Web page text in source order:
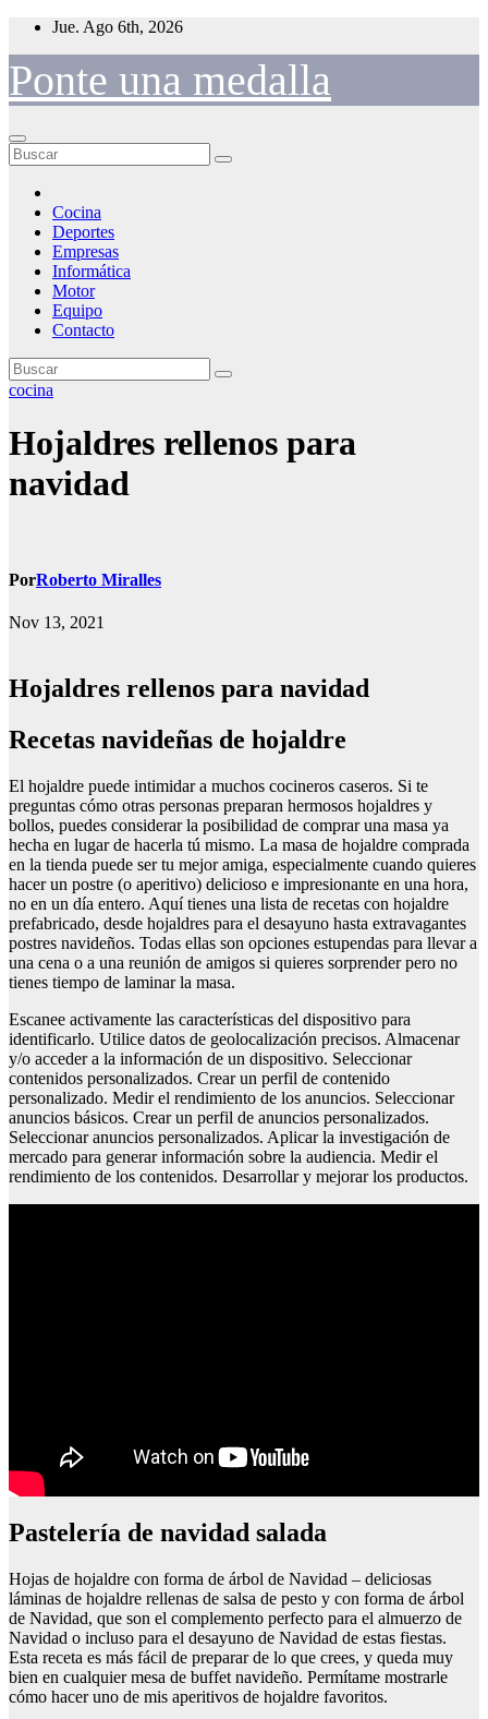
Saltar
contenido
Jue. Ago 6th, 2026
Ponte una medalla
Cocina
Deportes
Empresas
Informática
Motor
Equipo
Contacto
cocina
Hojaldres rellenos para
navidad
PorRoberto Miralles
Nov 13, 2021
Hojaldres rellenos para navidad
Recetas navideñas de hojaldre
El hojaldre puede intimidar a muchos cocineros caseros. Si te
preguntas cómo otras personas preparan hermosos hojaldres y
bollos, puedes considerar la posibilidad de comprar una masa ya
hecha en lugar de hacerla tú mismo. La masa de hojaldre comprada
en la tienda puede ser tu mejor amiga, especialmente cuando quieres
hacer un postre (o aperitivo) delicioso e impresionante en una hora,
no en un día entero. Aquí tienes una lista de recetas con hojaldre
prefabricado, desde hojaldres para el desayuno hasta extravagantes
postres navideños. Todas ellas son opciones estupendas para llevar a
una cena o a una reunión de amigos si quieres sorprender pero no
tienes tiempo de laminar la masa.
Escanee activamente las características del dispositivo para
identificarlo. Utilice datos de geolocalización precisos. Almacenar
y/o acceder a la información de un dispositivo. Seleccionar
contenidos personalizados. Crear un perfil de contenido
personalizado. Medir el rendimiento de los anuncios. Seleccionar
anuncios básicos. Crear un perfil de anuncios personalizados.
Seleccionar anuncios personalizados. Aplicar la investigación de
mercado para generar información sobre la audiencia. Medir el
rendimiento de los contenidos. Desarrollar y mejorar los productos.
Pastelería de navidad salada
Hojas de hojaldre con forma de árbol de Navidad – deliciosas
láminas de hojaldre rellenas de salsa de pesto y con forma de árbol
de Navidad, que son el complemento perfecto para el almuerzo de
Navidad o incluso para el desayuno de Navidad de estas fiestas.
Esta receta es más fácil de preparar de lo que crees, y queda muy
bien en cualquier mesa de buffet navideño. Permítame mostrarle
cómo hacer uno de mis aperitivos de hojaldre favoritos.